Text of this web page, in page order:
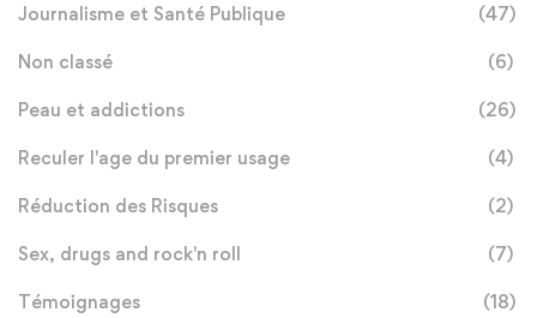
Journalisme et Santé Publique (47)
Non classé (6)
Peau et addictions (26)
Reculer l'age du premier usage (4)
Réduction des Risques (2)
Sex, drugs and rock'n roll (7)
Témoignages (18)